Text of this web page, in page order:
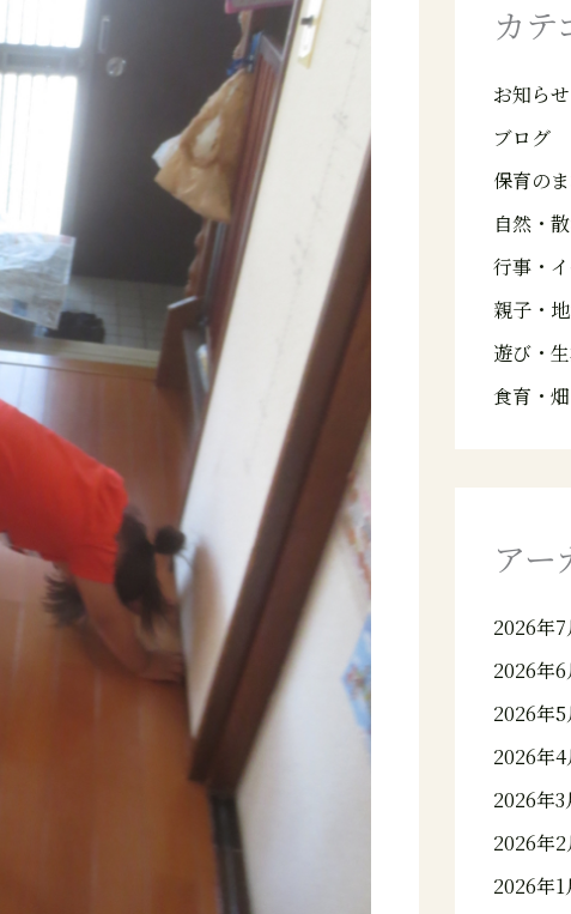
カテ
お知らせ
ブログ
保育の
自然・
行事・
親子・
遊び・
食育・畑
アー
2026年7
2026年6
2026年5
2026年4
2026年3
2026年2
2026年1